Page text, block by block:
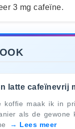
3 mg cafeïne.
latte cafeïnevrij
koffie maak ik in
als de gewone
Lees meer